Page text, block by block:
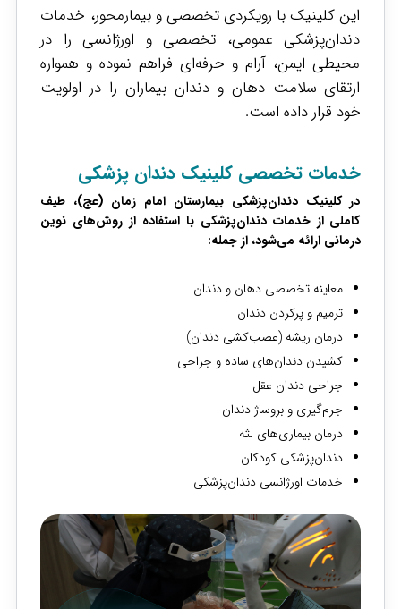
این کلینیک با رویکردی تخصصی و بیمارمحور، خدمات
دندان‌پزشکی عمومی، تخصصی و اورژانسی را در
محیطی ایمن، آرام و حرفه‌ای فراهم نموده و همواره
ارتقای سلامت دهان و دندان بیماران را در اولویت
خود قرار داده است.
خدمات تخصصی کلینیک دندان پزشکی
در کلینیک دندان‌پزشکی بیمارستان امام زمان (عج)، طیف
کاملی از خدمات دندان‌پزشکی با استفاده از روش‌های نوین
درمانی ارائه می‌شود، از جمله:
معاینه تخصصی دهان و دندان
ترمیم و پرکردن دندان
درمان ریشه (عصب‌کشی دندان)
کشیدن دندان‌های ساده و جراحی
جراحی دندان عقل
جرم‌گیری و بروساژ دندان
درمان بیماری‌های لثه
دندان‌پزشکی کودکان
خدمات اورژانسی دندان‌پزشکی